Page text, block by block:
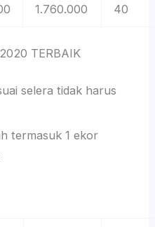
1.760.000 40
TERBAIK
selera tidak harus
1 ekor